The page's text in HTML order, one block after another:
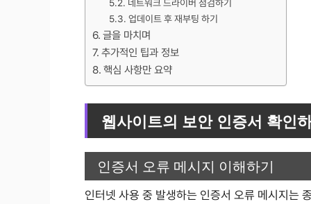
네트워크 드라이버 점검하기
업데이트 후 재부팅 하기
글을 마치며
추가적인 팁과 정보
핵심 사항만 요약
웹사이트의 보안 인증서 확인
인증서 오류 메시지 이해하기
인터넷 사용 중 발생하는 인증서 오류 메시지는